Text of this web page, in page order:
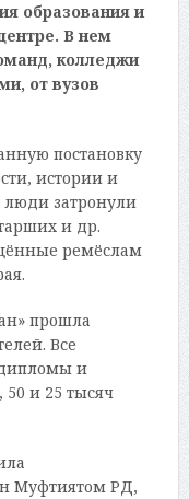
образования и
В нем
колледжи
от вузов
постановку
истории и
люди затронули
и др.
ремёслам
прошла
Все
и
и 25 тысяч
Муфтиятом РД,